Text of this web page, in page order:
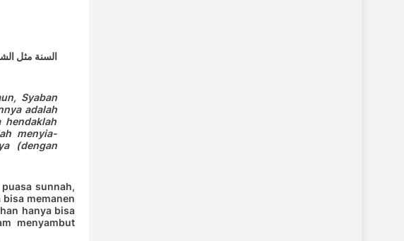
السنة مثل
Syaban
adalah
hendaklah
menyia-
(dengan
sunnah,
bisa memanen
hanya bisa
menyambut